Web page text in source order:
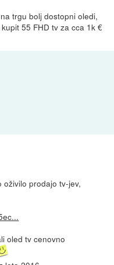
trgu bolj dostopni oledi,
55 FHD tv za cca 1k €
prodajo tv-jev,
oled tv cenovno